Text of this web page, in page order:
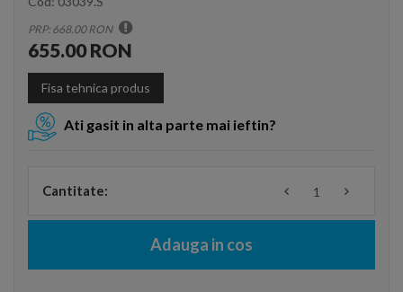
PRP: 668.00 RON
655.00 RON
Fisa tehnica produs
Ati gasit in alta parte mai ieftin?
Cantitate:
Adauga in cos